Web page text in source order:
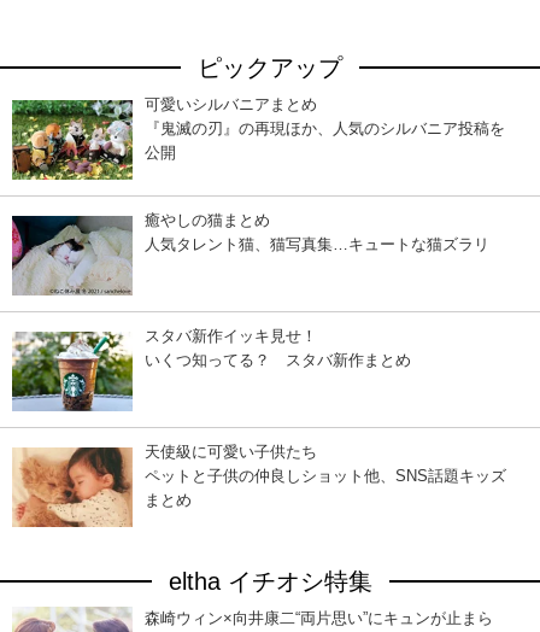
ピックアップ
可愛いシルバニアまとめ
『鬼滅の刃』の再現ほか、人気のシルバニア投稿を
公開
癒やしの猫まとめ
人気タレント猫、猫写真集…キュートな猫ズラリ
スタバ新作イッキ見せ！
いくつ知ってる？ スタバ新作まとめ
天使級に可愛い子供たち
ペットと子供の仲良しショット他、SNS話題キッズ
まとめ
eltha イチオシ特集
森崎ウィン×向井康二“両片思い”にキュンが止まら